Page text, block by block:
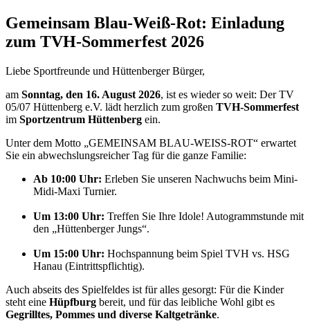
Gemeinsam Blau-Weiß-Rot: Einladung
zum TVH-Sommerfest 2026
Liebe Sportfreunde und Hüttenberger Bürger,
am Sonntag, den 16. August 2026, ist es wieder so weit: Der TV
05/07 Hüttenberg e.V. lädt herzlich zum großen TVH-Sommerfest
im Sportzentrum Hüttenberg ein.
Unter dem Motto „GEMEINSAM BLAU-WEISS-ROT“ erwartet
Sie ein abwechslungsreicher Tag für die ganze Familie:
Ab 10:00 Uhr: Erleben Sie unseren Nachwuchs beim Mini-
Midi-Maxi Turnier.
Um 13:00 Uhr: Treffen Sie Ihre Idole! Autogrammstunde mit
den „Hüttenberger Jungs“.
Um 15:00 Uhr: Hochspannung beim Spiel TVH vs. HSG
Hanau (Eintrittspflichtig).
Auch abseits des Spielfeldes ist für alles gesorgt: Für die Kinder
steht eine Hüpfburg bereit, und für das leibliche Wohl gibt es
Gegrilltes, Pommes und diverse Kaltgetränke.